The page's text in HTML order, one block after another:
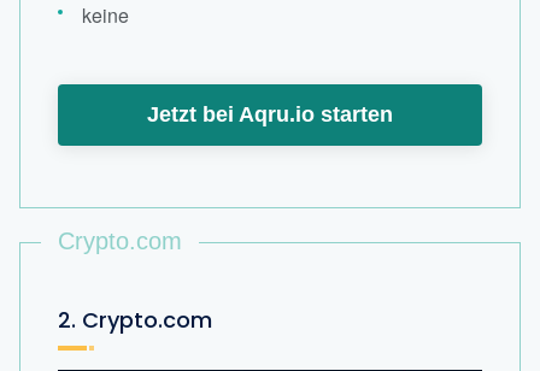
keine
Jetzt bei Aqru.io starten
Crypto.com
2. Crypto.com